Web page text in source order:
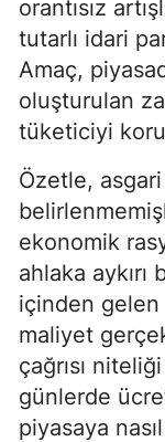
orantısız
tutarlı idari
Amaç,
oluşturulan
tüketiciyi
Özetle,
ekonomik
ahlaka
içinden gelen
maliyet
çağrısı
günlerde
piyasaya